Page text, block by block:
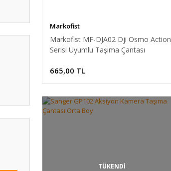
Markofist
Markofist MF-DJA02 Dji Osmo Action
Serisi Uyumlu Taşıma Çantası
665,00 TL
TÜKENDİ